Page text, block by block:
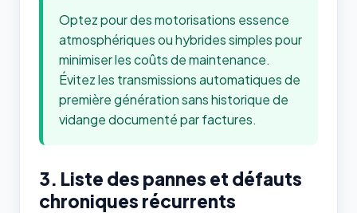
Optez pour des motorisations essence
atmosphériques ou hybrides simples pour
minimiser les coûts de maintenance.
Évitez les transmissions automatiques de
première génération sans historique de
vidange documenté par factures.
3. Liste des pannes et défauts
chroniques récurrents